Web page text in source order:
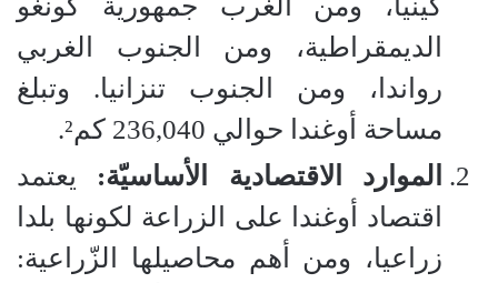
كينيا، ومن الغرب جمهورية كونغو
الديمقراطية، ومن الجنوب الغربي
رواندا، ومن الجنوب تنزانيا. وتبلغ
مساحة أوغندا حوالي 236,040 كم².
الموارد الاقتصادية الأساسيّة: يعتمد
اقتصاد أوغندا على الزراعة لكونها بلدا
زراعيا، ومن أهم محاصيلها الزّراعية: